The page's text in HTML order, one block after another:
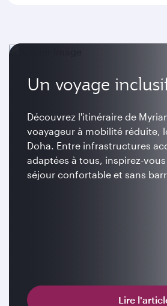
Un voyage
Découvrez l'itinéraire de
voayageur à mobilité réduite,
Doha. Entre infrastructures
adaptées à tous, inspirez-
séjour confortable et sans
Lire